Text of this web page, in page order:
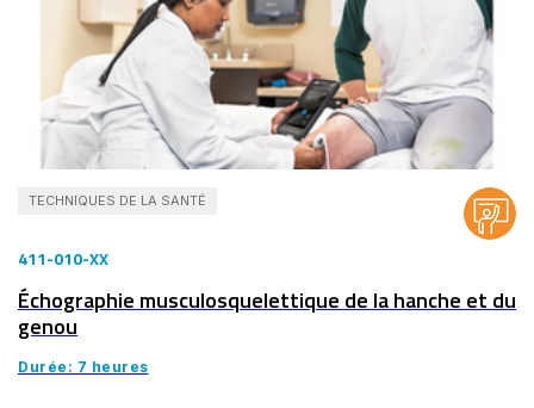
TECHNIQUES DE LA SANTÉ
411-010-XX
Échographie musculosquelettique de la hanche et du
genou
Durée: 7 heures